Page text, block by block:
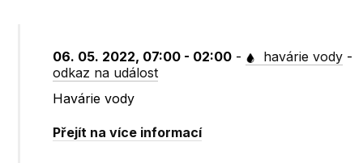
06. 05. 2022, 07:00 - 02:00 - havárie vody -
odkaz na událost
Havárie vody
Přejít na více informací